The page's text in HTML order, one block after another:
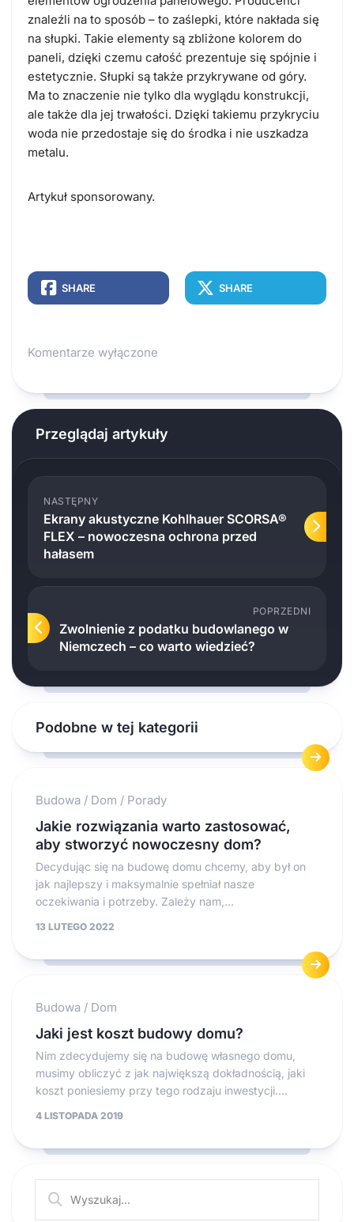
znaleźli na to sposób – to zaślepki, które nakłada się
na słupki. Takie elementy są zbliżone kolorem do
paneli, dzięki czemu całość prezentuje się spójnie i
estetycznie. Słupki są także przykrywane od góry.
Ma to znaczenie nie tylko dla wyglądu konstrukcji,
ale także dla jej trwałości. Dzięki takiemu przykryciu
woda nie przedostaje się do środka i nie uszkadza
metalu.
Artykuł sponsorowany.
SHARE SHARE
Komentarze wyłączone
Przeglądaj artykuły
NASTĘPNY
Ekrany akustyczne Kohlhauer SCORSA®
FLEX – nowoczesna ochrona przed
hałasem
POPRZEDNI
Zwolnienie z podatku budowlanego w
Niemczech – co warto wiedzieć?
Podobne w tej kategorii
Budowa / Dom / Porady
Jakie rozwiązania warto zastosować,
aby stworzyć nowoczesny dom?
Decydując się na budowę domu chcemy, aby był on
jak najlepszy i maksymalnie spełniał nasze
oczekiwania i potrzeby. Zależy nam,...
13 LUTEGO 2022
Budowa / Dom
Jaki jest koszt budowy domu?
Nim zdecydujemy się na budowę własnego domu,
musimy obliczyć z jak największą dokładnością, jaki
koszt poniesiemy przy tego rodzaju inwestycji....
4 LISTOPADA 2019